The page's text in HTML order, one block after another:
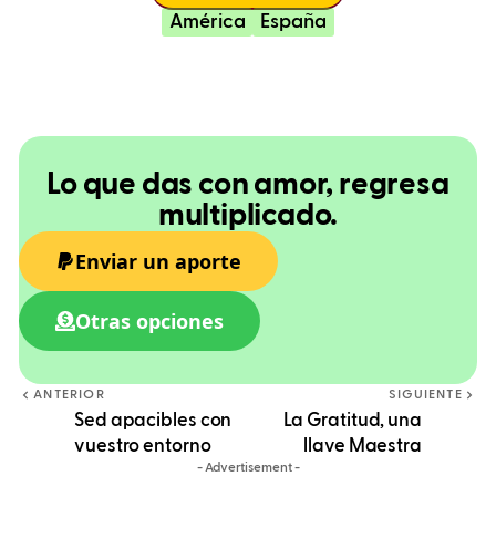
América España
Lo que das con amor, regresa
multiplicado.
Enviar un aporte
Otras opciones
ANTERIOR
Sed apacibles con
vuestro entorno
SIGUIENTE
La Gratitud, una
llave Maestra
- Advertisement -